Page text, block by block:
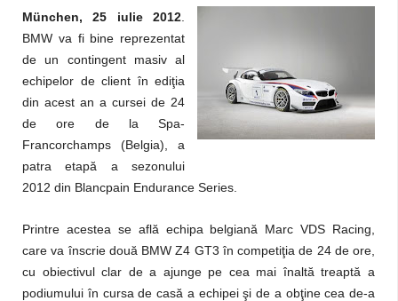
München, 25 iulie 2012
BMW va fi bine reprezentat
de un contingent masiv al
echipelor de client în ediţia
din acest an a cursei de 24
de ore de la Spa-
Francorchamps (Belgia), a
patra etapă a sezonului
2012 din Blancpain Endurance Series.
Printre acestea se află echipa belgiană Marc VDS Racing,
care va înscrie două BMW Z4 GT3 în competiţia de 24 de ore,
cu obiectivul clar de a ajunge pe cea mai înaltă treaptă a
podiumului în cursa de casă a echipei şi de a obţine cea de-a